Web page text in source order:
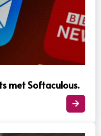
met Softaculous.​
